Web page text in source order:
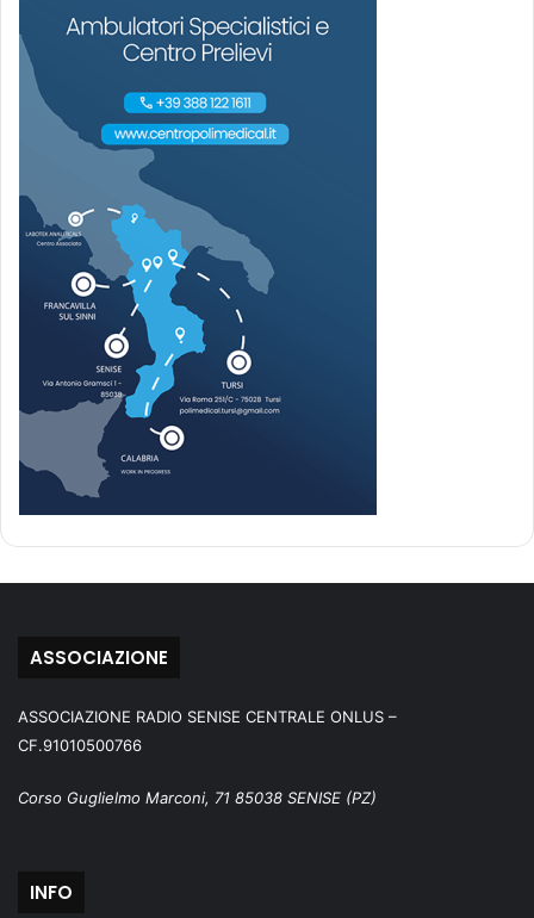
ASSOCIAZIONE
ASSOCIAZIONE RADIO SENISE CENTRALE ONLUS –
CF.91010500766
Corso Guglielmo Marconi, 71 85038 SENISE (PZ)
INFO